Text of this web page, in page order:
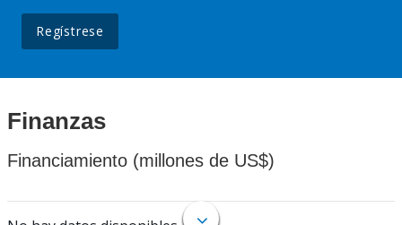
Regístrese
Finanzas
Financiamiento (millones de US$)